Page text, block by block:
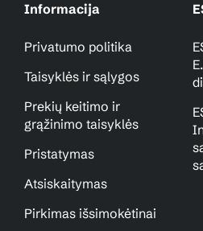
Informacija
Privatumo politika
Taisyklės ir sąlygos
Prekių keitimo ir
grąžinimo taisyklės
Pristatymas
Atsiskaitymas
Pirkimas išsimokėtinai